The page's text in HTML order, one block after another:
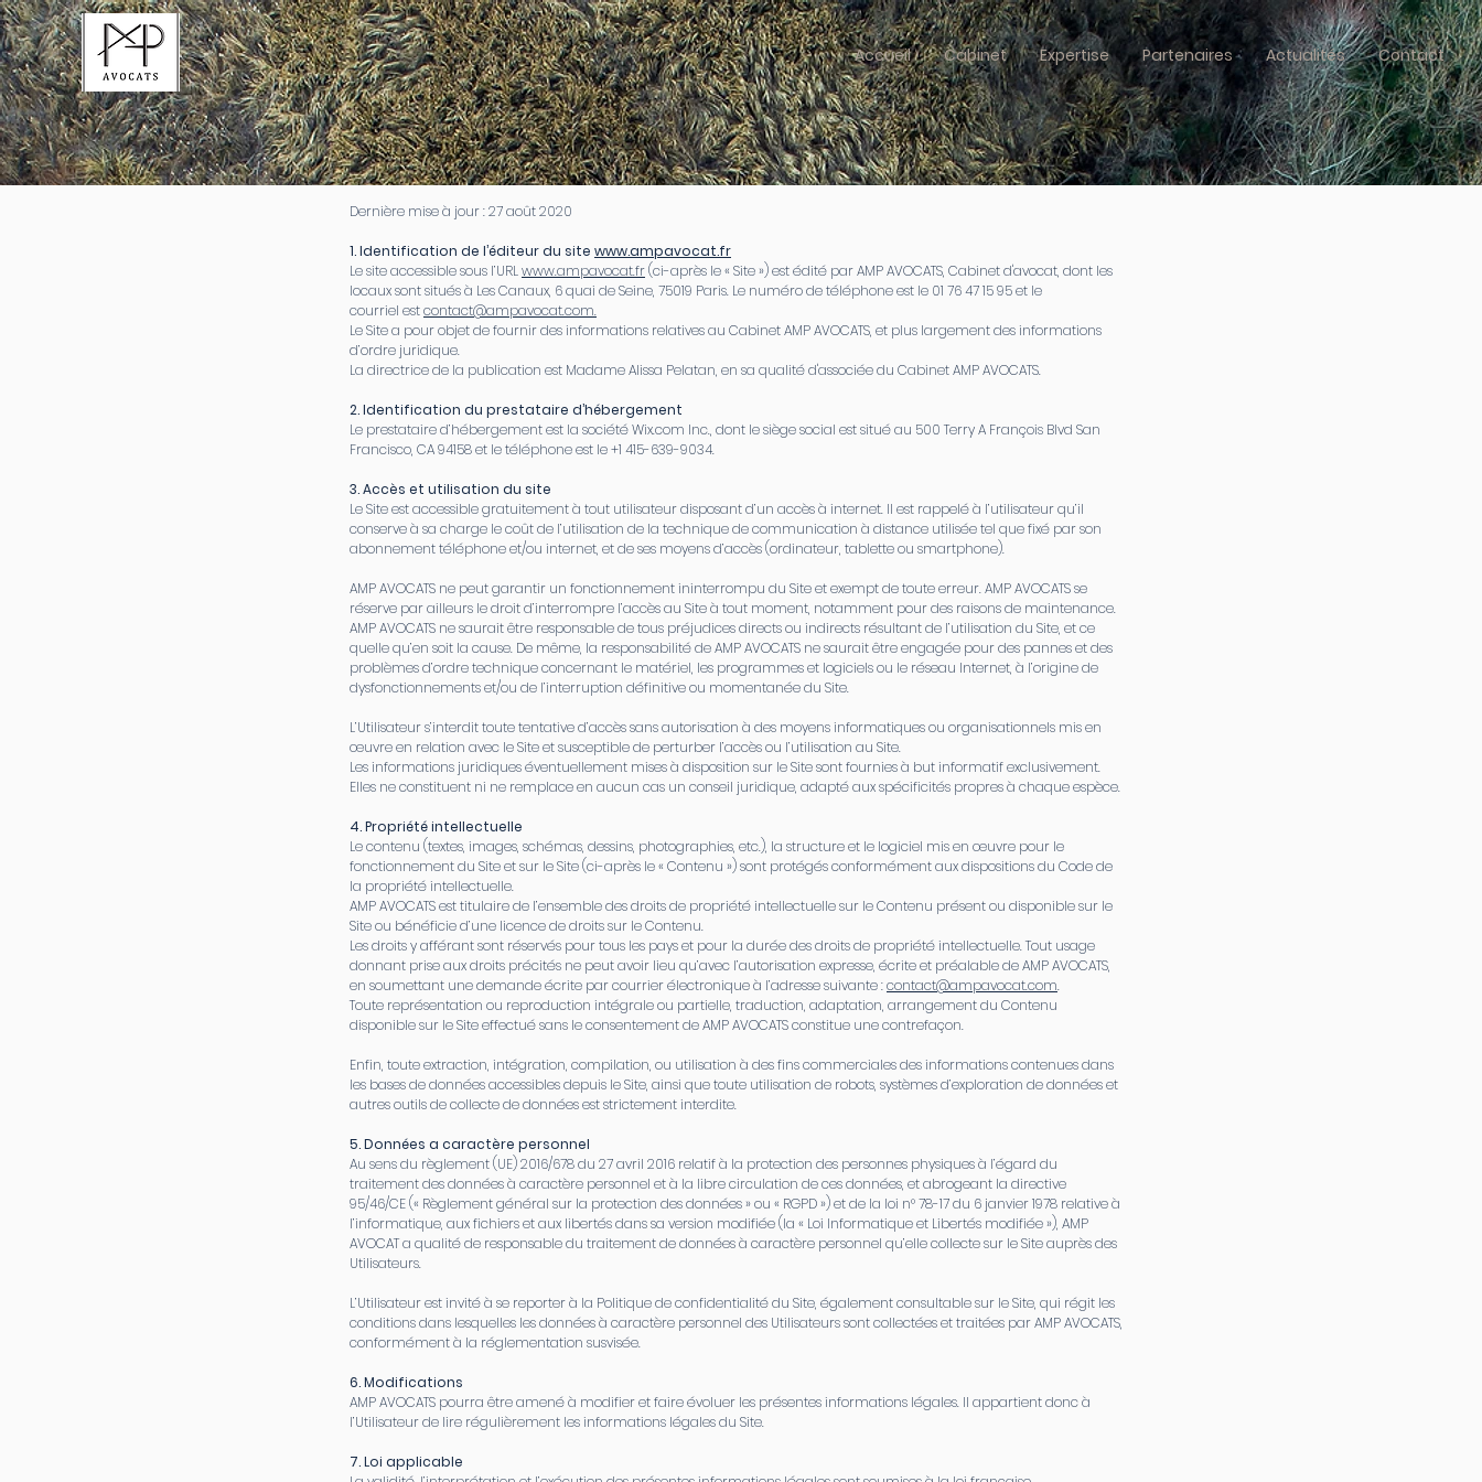
Accueil Cabinet Expertise Partenaires Actualités Contact
Dernière mise à jour : 27 août 2020
1. Identification de l’éditeur du site www.ampavocat.fr
Le site accessible sous l’URLwww.ampavocat.fr(ci-après le « Site ») est édité par AMP AVOCATS, Cabinet d'avocat, dont les
locaux sont situés à Les Canaux, 6 quai de Seine, 75019 Paris. Le numéro de téléphone est le 01 76 47 15 95 et le
courriel estcontact@ampavocat.com.
Le Site a pour objet de fournir des informations relatives au Cabinet AMP AVOCATS, et plus largement des informations
d’ordre juridique.
La directrice de la publication est Madame Alissa Pelatan, en sa qualité d'associée du Cabinet AMP AVOCATS.
2. Identification du prestataire d’hébergement
Le prestataire d’hébergement est la société Wix.com Inc., dont le siège social est situé au 500 Terry A François Blvd San
Francisco, CA 94158 et le téléphone est le +1 415-639-9034.
3. Accès et utilisation du site
Le Site est accessible gratuitement à tout utilisateur disposant d’un accès à internet. Il est rappelé à l’utilisateur qu’il
conserve à sa charge le coût de l’utilisation de la technique de communication à distance utilisée tel que fixé par son
abonnement téléphone et/ou internet, et de ses moyens d’accès (ordinateur, tablette ou smartphone).
AMP AVOCATS ne peut garantir un fonctionnement ininterrompu du Site et exempt de toute erreur. AMP AVOCATS se
réserve par ailleurs le droit d’interrompre l’accès au Site à tout moment, notamment pour des raisons de maintenance.
AMP AVOCATS ne saurait être responsable de tous préjudices directs ou indirects résultant de l’utilisation du Site, et ce
quelle qu’en soit la cause. De même, la responsabilité de AMP AVOCATS ne saurait être engagée pour des pannes et des
problèmes d’ordre technique concernant le matériel, les programmes et logiciels ou le réseau Internet, à l’origine de
dysfonctionnements et/ou de l’interruption définitive ou momentanée du Site.
L’Utilisateur s’interdit toute tentative d’accès sans autorisation à des moyens informatiques ou organisationnels mis en
œuvre en relation avec le Site et susceptible de perturber l’accès ou l’utilisation au Site.
Les informations juridiques éventuellement mises à disposition sur le Site sont fournies à but informatif exclusivement.
Elles ne constituent ni ne remplace en aucun cas un conseil juridique, adapté aux spécificités propres à chaque espèce.
4. Propriété intellectuelle
Le contenu (textes, images, schémas, dessins, photographies, etc.), la structure et le logiciel mis en œuvre pour le
fonctionnement du Site et sur le Site (ci-après le « Contenu ») sont protégés conformément aux dispositions du Code de
la propriété intellectuelle.
AMP AVOCATS est titulaire de l’ensemble des droits de propriété intellectuelle sur le Contenu présent ou disponible sur le
Site ou bénéficie d’une licence de droits sur le Contenu.
Les droits y afférant sont réservés pour tous les pays et pour la durée des droits de propriété intellectuelle. Tout usage
donnant prise aux droits précités ne peut avoir lieu qu’avec l’autorisation expresse, écrite et préalable de AMP AVOCATS,
en soumettant une demande écrite par courrier électronique à l’adresse suivante :contact@ampavocat.com.
Toute représentation ou reproduction intégrale ou partielle, traduction, adaptation, arrangement du Contenu
disponible sur le Site effectué sans le consentement de AMP AVOCATS constitue une contrefaçon.
Enfin, toute extraction, intégration, compilation, ou utilisation à des fins commerciales des informations contenues dans
les bases de données accessibles depuis le Site, ainsi que toute utilisation de robots, systèmes d’exploration de données et
autres outils de collecte de données est strictement interdite.
5. Données a caractère personnel
Au sens du règlement (UE) 2016/678 du 27 avril 2016 relatif à la protection des personnes physiques à l’égard du
traitement des données à caractère personnel et à la libre circulation de ces données, et abrogeant la directive
95/46/CE (« Règlement général sur la protection des données » ou « RGPD ») et de la loi n° 78-17 du 6 janvier 1978 relative à
l’informatique, aux fichiers et aux libertés dans sa version modifiée (la « Loi Informatique et Libertés modifiée »), AMP
AVOCAT a qualité de responsable du traitement de données à caractère personnel qu’elle collecte sur le Site auprès des
Utilisateurs.
L’Utilisateur est invité à se reporter à la Politique de confidentialité du Site, également consultable sur le Site, qui régit les
conditions dans lesquelles les données à caractère personnel des Utilisateurs sont collectées et traitées par AMP AVOCATS,
conformément à la réglementation susvisée.
6. Modifications
AMP AVOCATS pourra être amené à modifier et faire évoluer les présentes informations légales. Il appartient donc à
l’Utilisateur de lire régulièrement les informations légales du Site.
7. Loi applicable